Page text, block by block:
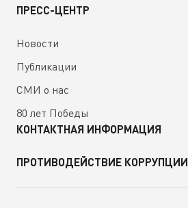
ПРЕСС-ЦЕНТР
Новости
Публикации
СМИ о нас
80 лет Победы
КОНТАКТНАЯ ИНФОРМАЦИЯ
ПРОТИВОДЕЙСТВИЕ КОРРУПЦИИ